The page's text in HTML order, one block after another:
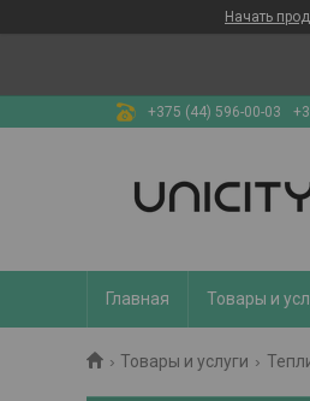
Начать
+375 (44) 596-00-03
Главная Товары и
Товары и услуги